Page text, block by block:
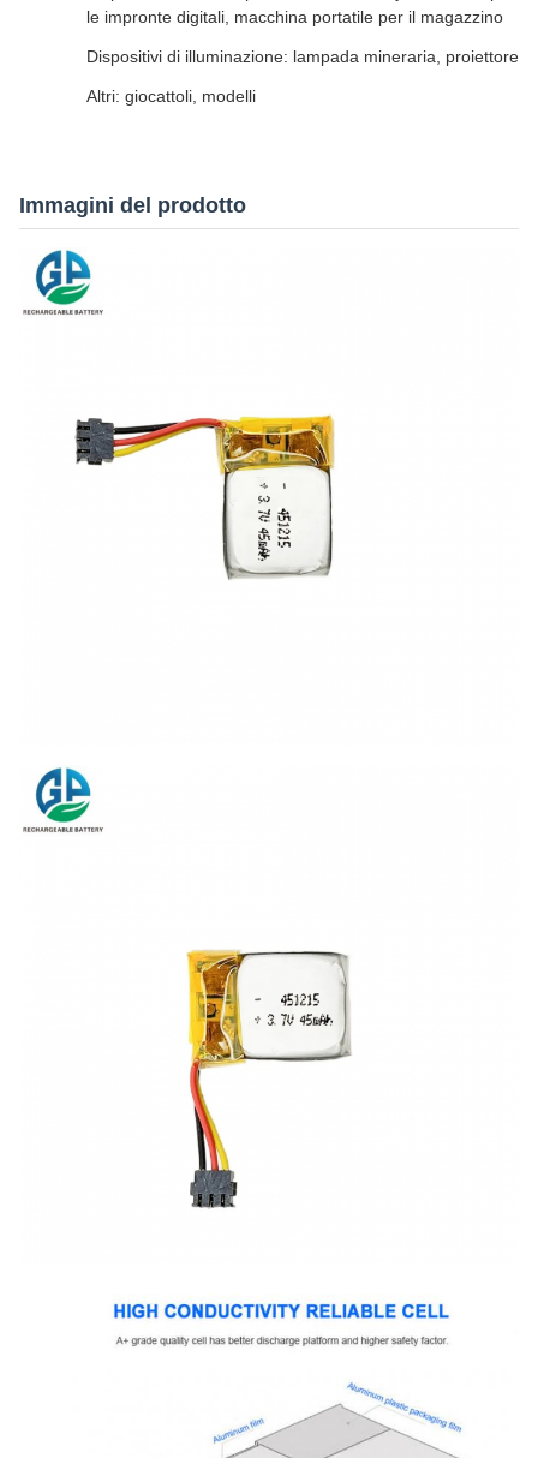
le impronte digitali, macchina portatile per il magazzino
Dispositivi di illuminazione: lampada mineraria, proiettore
Altri: giocattoli, modelli
Immagini del prodotto